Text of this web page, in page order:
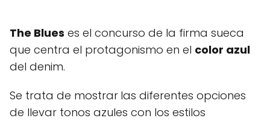
The Blues es el concurso de la firma sueca
que centra el protagonismo en el color azul
del denim.
Se trata de mostrar las diferentes opciones
de llevar tonos azules con los estilos